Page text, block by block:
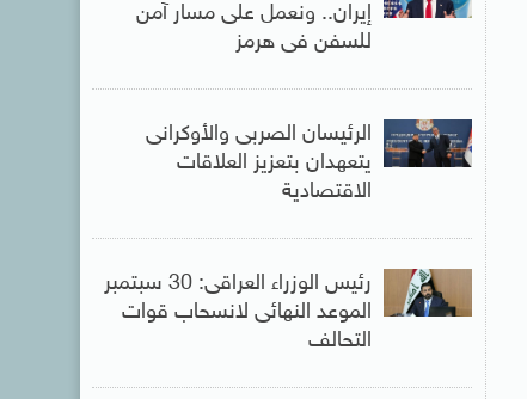
إيران.. ونعمل على مسار آمن
للسفن فى هرمز
الرئيسان الصربى والأوكرانى
يتعهدان بتعزيز العلاقات
الاقتصادية
رئيس الوزراء العراقى: 30 سبتمبر
الموعد النهائى لانسحاب قوات
التحالف